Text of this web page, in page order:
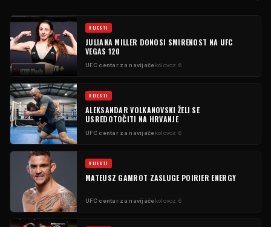
VIJESTI
JULIANA MILLER DONOSI SMIRENOST NA UFC
VEGAS 120
UFC centar za navijačekolovoz 6
VIJESTI
ALEKSANDAR VOLKANOVSKI ŽELI SE
USREDOTOČITI NA HRVANJE
UFC centar za navijačekolovoz 6
VIJESTI
MATEUSZ GAMROT ZASLUGE POIRIER ENERGY
UFC centar za navijačekolovoz 6